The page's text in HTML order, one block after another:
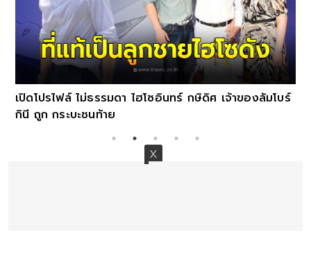
เปิดโปรไฟล์ ไม่ธรรมดา ไฮโซอินทร์ กษิดิศ เจ้าของลัมโบร์
กินี ถูก กระบะชนท้าย